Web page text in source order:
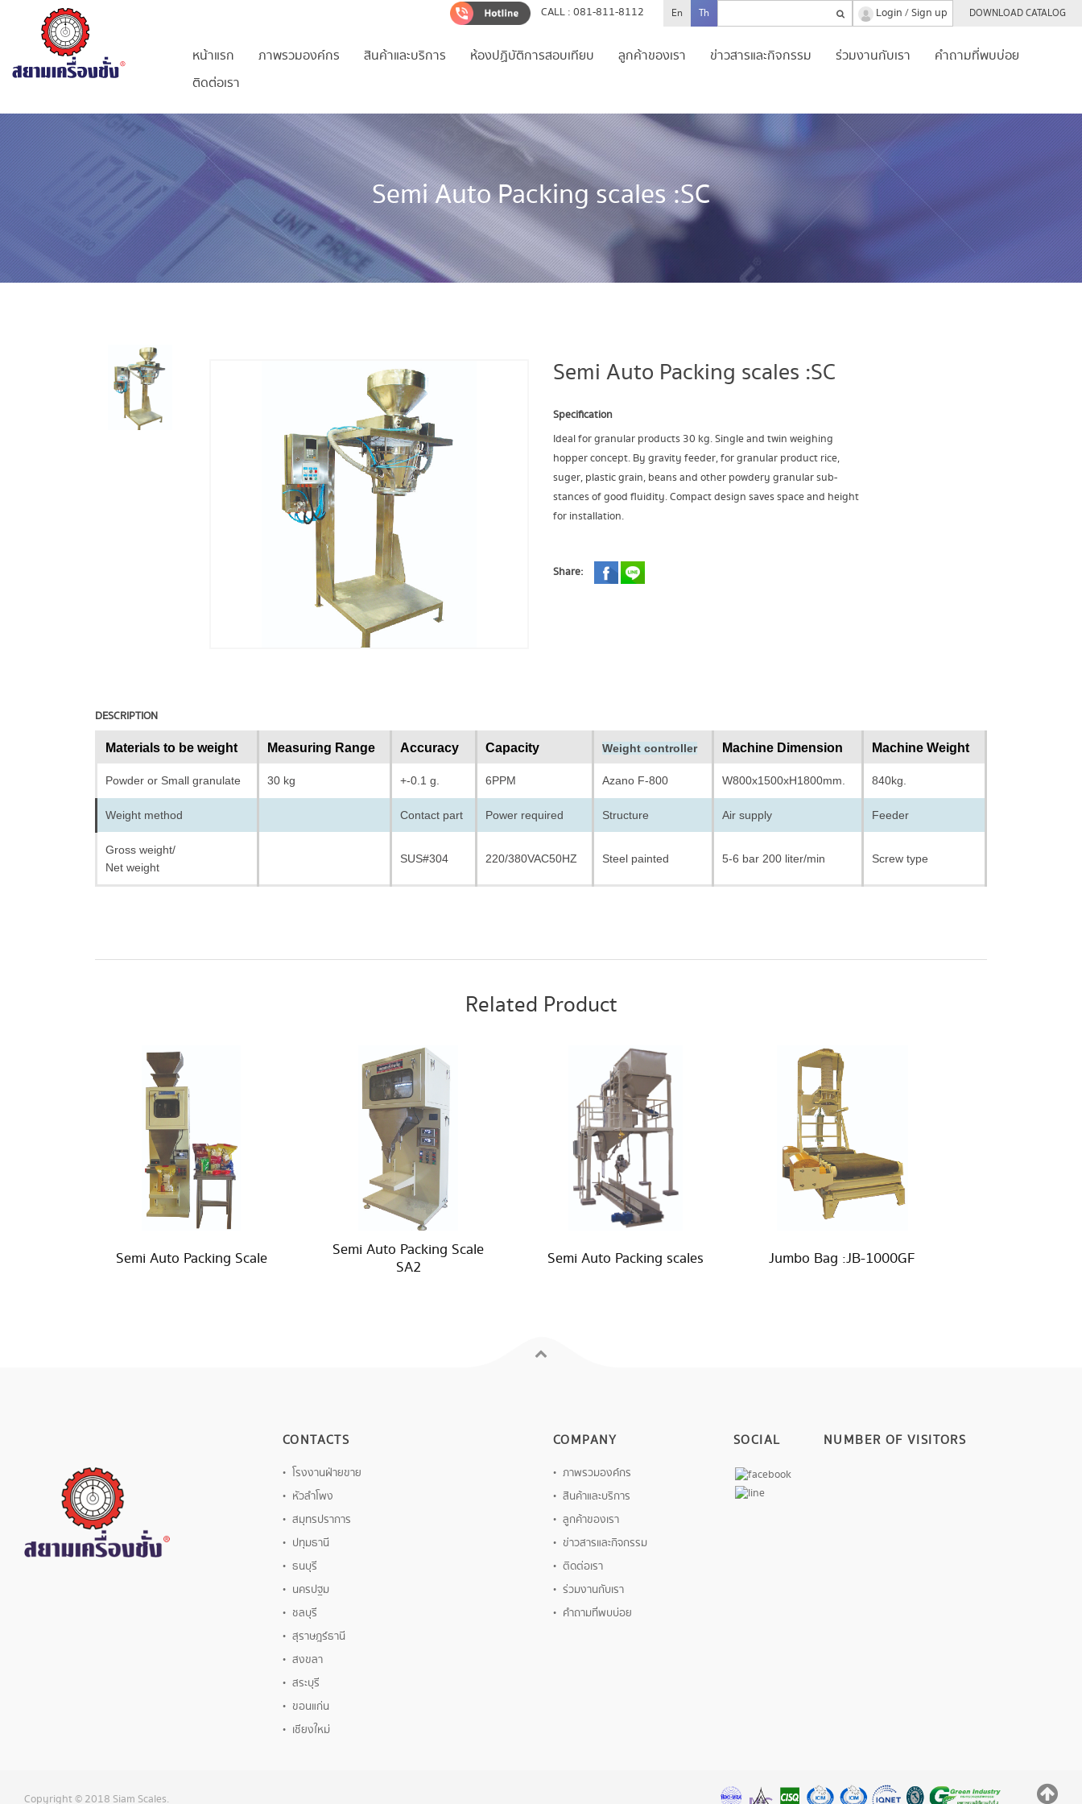
CALL : 081-811-8112 En Th Login /Sign up DOWNLOAD CATALOG
หน้าแรก ภาพรวมองค์กร สินค้าและบริการ ห้องปฏิบัติการสอบเทียบ ลูกค้าของเรา ข่าวสารและกิจกรรม ร่วมงานกับเรา
คำถามที่พบบ่อย
ติดต่อเรา
Semi Auto Packing scales :SC
Semi Auto Packing scales :SC
Specification
Ideal for granular products 30 kg. Single and twin weighing
hopper concept. By gravity feeder, for granular product rice,
suger, plastic grain, beans and other powdery granular sub-
stances of good fluidity. Compact design saves space and height
for installation.
Share:
DESCRIPTION
Materials to be weight Measuring Range Accuracy Capacity Weight controller Machine Dimension Machine Weight
Powder or Small granulate 30 kg +-0.1 g. 6PPM Azano F-800 W800x1500xH1800mm. 840kg.
Weight method Contact part Power required Structure Air supply Feeder
Gross weight/
Net weight
SUS#304 220/380VAC50HZ Steel painted 5-6 bar 200 liter/min Screw type
Related Product
Semi Auto Packing Scale
Semi Auto Packing Scale
SA2
Semi Auto Packing scales Jumbo Bag :JB-1000GF
CONTACTS
โรงงานฝ่ายขาย
หัวลำโพง
สมุทรปราการ
ปทุมธานี
ธนบุรี
นครปฐม
ชลบุรี
สุราษฎร์ธานี
สงขลา
สระบุรี
ขอนแก่น
เชียงใหม่
COMPANY
ภาพรวมองค์กร
สินค้าและบริการ
ลูกค้าของเรา
ข่าวสารและกิจกรรม
ติดต่อเรา
ร่วมงานกับเรา
คำถามที่พบบ่อย
SOCIAL NUMBER OF VISITORS
Copyright © 2018 Siam Scales.